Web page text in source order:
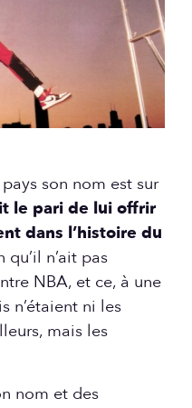
son nom est sur
le pari de lui offrir
dans l’histoire du
qu’il n’ait pas
NBA, et ce, à une
n’étaient ni les
mais les
nom et des